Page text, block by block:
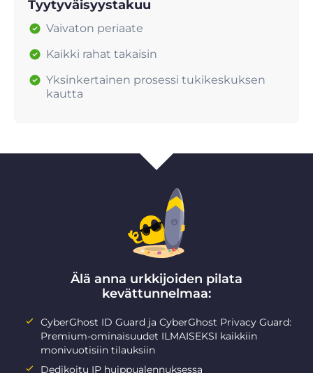
Tyytyväisyystakuu
Vaivaton periaate
Kaikki rahat takaisin
Yksinkertainen prosessi tukikeskuksen
kautta
Älä anna urkkijoiden pilata
kevättunnelmaa:
CyberGhost ID Guard ja CyberGhost Privacy Guard:
Premium-ominaisuudet ILMAISEKSI kaikkiin
monivuotisiin tilauksiin
Dedikoitu IP huippualennuksessa